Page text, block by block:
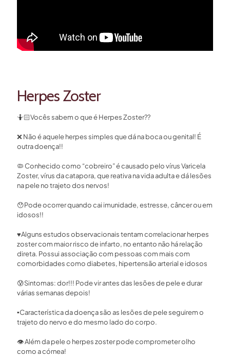
Herpes Zoster
🤷🏻Vocês sabem o que é Herpes Zoster??⁣
❌ Não é aquele herpes simples que dá na boca ou genital! É
outra doença!!⁣
🦠 Conhecido como “cobreiro” é causado pelo vírus Varicela
Zoster, vírus da catapora, que reativa na vida adulta e dá lesões
na pele no trajeto dos nervos!⁣
😯Pode ocorrer quando cai imunidade, estresse, câncer ou em
idosos!!⁣
♥️Alguns estudos observacionais tentam correlacionar herpes
zoster com maior risco de infarto, no entanto não há relação
direta. Possui associação com pessoas com mais com
comorbidades como diabetes, hipertensão arterial e idosos⁣
😰Sintomas: dor!!! Pode vir antes das lesões de pele e durar
várias semanas depois!⁣
▪️Característica da doença são as lesões de pele seguirem o
trajeto do nervo e do mesmo lado do corpo. ⁣
👁 Além da pele o herpes zoster pode comprometer olho
como a córnea!⁣